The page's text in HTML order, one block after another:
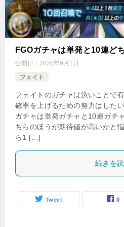
FGOガチャは単発と10連ど
公開日： 2020年9月1日
フェイト
フェイトのガチャは渋いことで
確率を上げるための努力はした
ガチャは単発ガチャと10連ガチ
ちらのほうが期待値が高いかと
ら1 […]
続きを
Tweet 0